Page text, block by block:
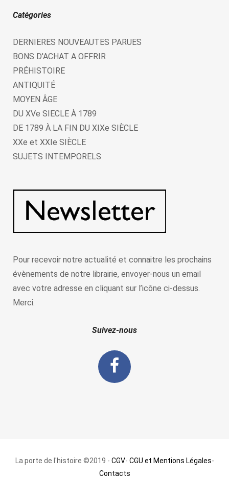
Catégories
DERNIERES NOUVEAUTES PARUES
BONS D'ACHAT A OFFRIR
PRÉHISTOIRE
ANTIQUITÉ
MOYEN ÂGE
DU XVe SIECLE À 1789
DE 1789 À LA FIN DU XIXe SIÈCLE
XXe et XXIe SIÈCLE
SUJETS INTEMPORELS
Pour recevoir notre actualité et connaitre les prochains
évènements de notre librairie, envoyer-nous un email
avec votre adresse en cliquant sur l’icône ci-dessus.
Merci.
Suivez-nous
La porte de l'histoire ©2019 - CGV- CGU et Mentions Légales-
Contacts